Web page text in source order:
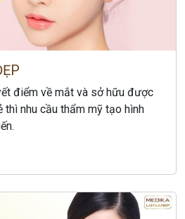
điểm về mắt và sở hữu được
nhu cầu thẩm mỹ tạo hình